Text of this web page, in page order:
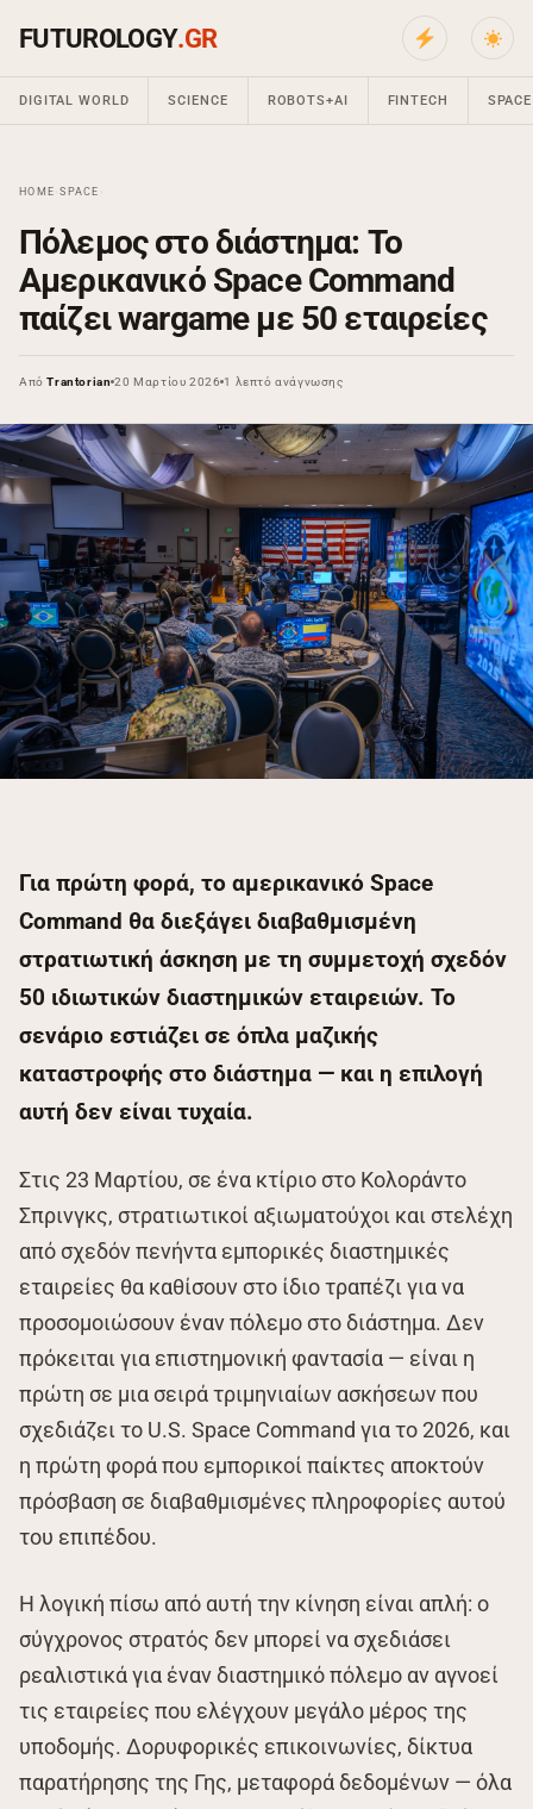
FUTUROLOGY.GR
DIGITAL WORLD SCIENCE ROBOTS+AI FINTECH SPACE
HOME ›SPACE
Πόλεμος στο διάστημα: Το
Αμερικανικό Space Command
παίζει wargame με 50 εταιρείες
ΑπόTrantorian 20 Μαρτίου 2026 1 λεπτό ανάγνωσης
Για πρώτη φορά, το αμερικανικό Space
Command θα διεξάγει διαβαθμισμένη
στρατιωτική άσκηση με τη συμμετοχή σχεδόν
50 ιδιωτικών διαστημικών εταιρειών. Το
σενάριο εστιάζει σε όπλα μαζικής
καταστροφής στο διάστημα — και η επιλογή
αυτή δεν είναι τυχαία.
Στις 23 Μαρτίου, σε ένα κτίριο στο Κολοράντο
Σπρινγκς, στρατιωτικοί αξιωματούχοι και στελέχη
από σχεδόν πενήντα εμπορικές διαστημικές
εταιρείες θα καθίσουν στο ίδιο τραπέζι για να
προσομοιώσουν έναν πόλεμο στο διάστημα. Δεν
πρόκειται για επιστημονική φαντασία — είναι η
πρώτη σε μια σειρά τριμηνιαίων ασκήσεων που
σχεδιάζει το U.S. Space Command για το 2026, και
η πρώτη φορά που εμπορικοί παίκτες αποκτούν
πρόσβαση σε διαβαθμισμένες πληροφορίες αυτού
του επιπέδου.
Η λογική πίσω από αυτή την κίνηση είναι απλή: ο
σύγχρονος στρατός δεν μπορεί να σχεδιάσει
ρεαλιστικά για έναν διαστημικό πόλεμο αν αγνοεί
τις εταιρείες που ελέγχουν μεγάλο μέρος της
υποδομής. Δορυφορικές επικοινωνίες, δίκτυα
παρατήρησης της Γης, μεταφορά δεδομένων — όλα